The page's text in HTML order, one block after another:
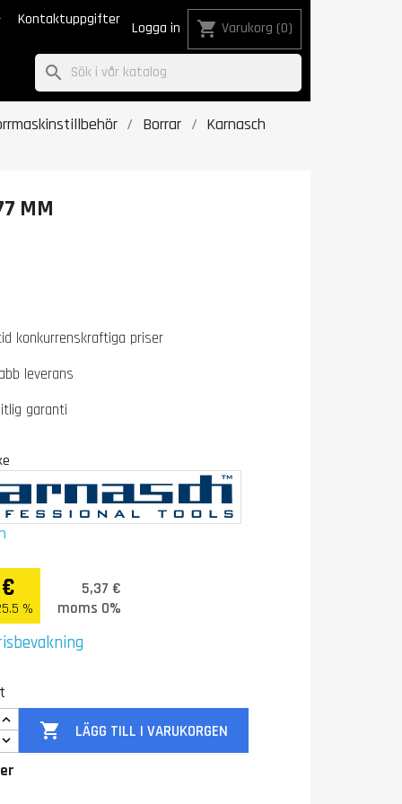
Kontaktuppgifter Logga in shopping_cart Varukorg (0)
search
Borrar Karnasch
MM
konkurrenskraftiga priser
leverans
garanti
%
5,37 €
moms 0%
 LÄGG TILL I VARUKORGEN